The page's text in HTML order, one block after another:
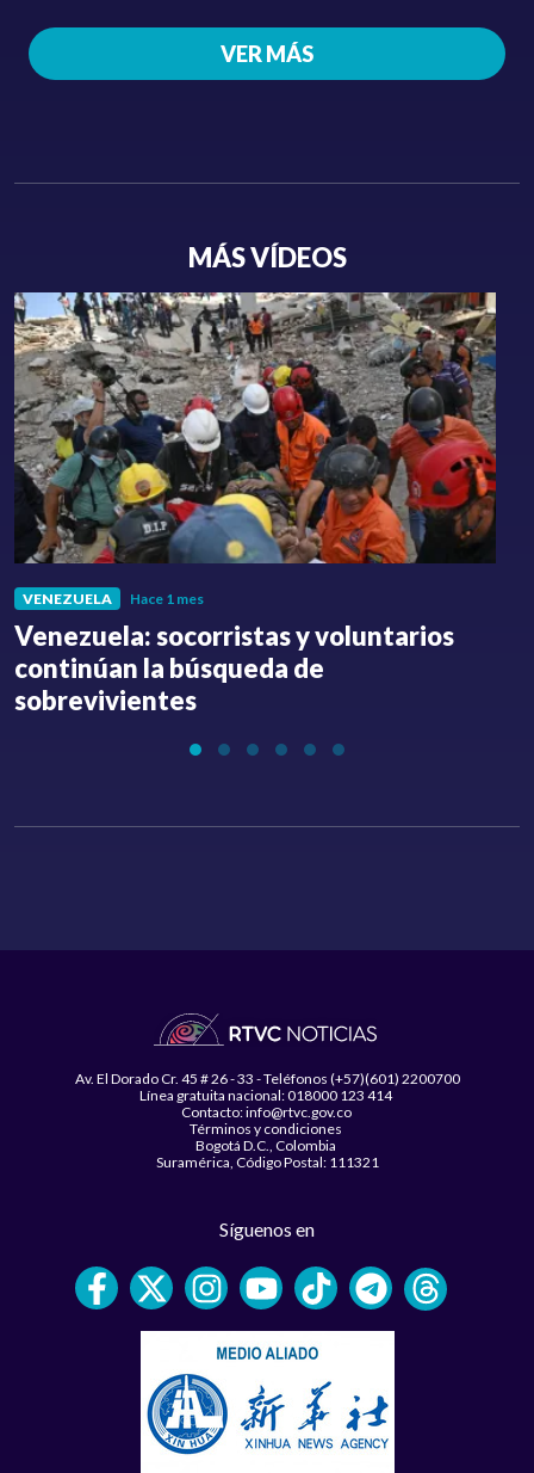
VER MÁS
MÁS VÍDEOS
VENEZUELA Hace 1 mes
Venezuela: socorristas y voluntarios
continúan la búsqueda de
sobrevivientes
Av. El Dorado Cr. 45 # 26 - 33 - Teléfonos (+57)(601) 2200700
Línea gratuita nacional: 018000 123 414
Contacto: info@rtvc.gov.co
Términos y condiciones
Bogotá D.C., Colombia
Suramérica, Código Postal: 111321
Síguenos en